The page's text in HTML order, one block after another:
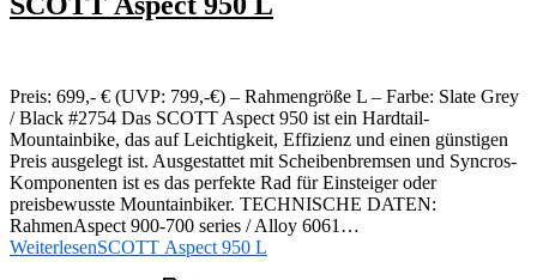
Preis: 699,- € (UVP: 799,-€) – Rahmengröße L – Farbe: Slate Grey
/ Black #2754 Das SCOTT Aspect 950 ist ein Hardtail-
Mountainbike, das auf Leichtigkeit, Effizienz und einen günstigen
Preis ausgelegt ist. Ausgestattet mit Scheibenbremsen und Syncros-
Komponenten ist es das perfekte Rad für Einsteiger oder
preisbewusste Mountainbiker. TECHNISCHE DATEN:
RahmenAspect 900-700 series / Alloy 6061…
WeiterlesenSCOTT Aspect 950 L